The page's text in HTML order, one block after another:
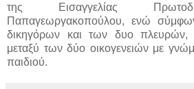
της Εισαγγελίας
Παπαγεωργακοπούλου, ενώ
δικηγόρων και των δυο πλευρών,
μεταξύ των δύο οικογενειών με
παιδιού.